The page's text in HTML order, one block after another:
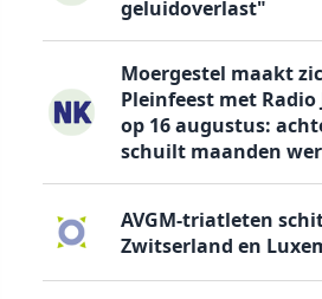
geluidoverlast"
Moergestel maakt
Pleinfeest met
op 16 augustus:
schuilt maanden
AVGM-triatleten
Zwitserland en